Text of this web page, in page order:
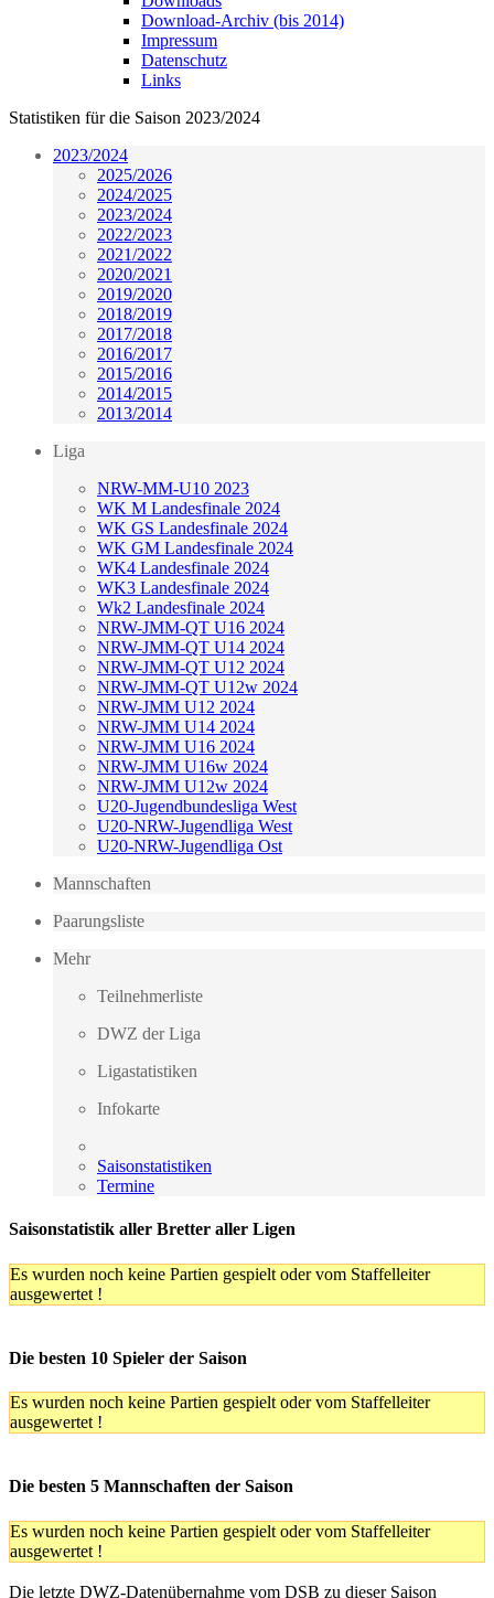
Download-Archiv (bis 2014)
Impressum
Datenschutz
Links
Statistiken für die Saison 2023/2024
2023/2024
2025/2026
2024/2025
2023/2024
2022/2023
2021/2022
2020/2021
2019/2020
2018/2019
2017/2018
2016/2017
2015/2016
2014/2015
2013/2014
Liga
NRW-MM-U10 2023
WK M Landesfinale 2024
WK GS Landesfinale 2024
WK GM Landesfinale 2024
WK4 Landesfinale 2024
WK3 Landesfinale 2024
Wk2 Landesfinale 2024
NRW-JMM-QT U16 2024
NRW-JMM-QT U14 2024
NRW-JMM-QT U12 2024
NRW-JMM-QT U12w 2024
NRW-JMM U12 2024
NRW-JMM U14 2024
NRW-JMM U16 2024
NRW-JMM U16w 2024
NRW-JMM U12w 2024
U20-Jugendbundesliga West
U20-NRW-Jugendliga West
U20-NRW-Jugendliga Ost
Mannschaften
Paarungsliste
Mehr
Teilnehmerliste
DWZ der Liga
Ligastatistiken
Infokarte
Saisonstatistiken
Termine
Saisonstatistik aller Bretter aller Ligen
Es wurden noch keine Partien gespielt oder vom Staffelleiter
ausgewertet !
Die besten 10 Spieler der Saison
Es wurden noch keine Partien gespielt oder vom Staffelleiter
ausgewertet !
Die besten 5 Mannschaften der Saison
Es wurden noch keine Partien gespielt oder vom Staffelleiter
ausgewertet !
Die letzte DWZ-Datenübernahme vom DSB zu dieser Saison